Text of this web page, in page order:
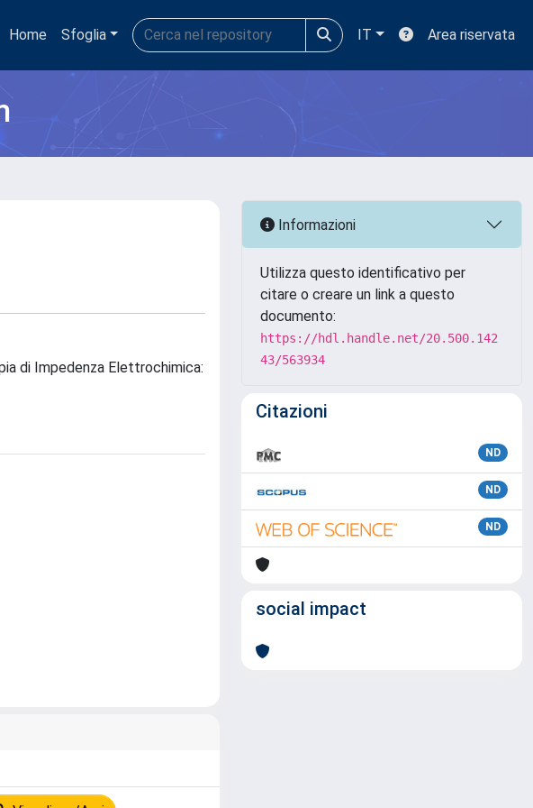
Home Sfoglia IT Area riservata
di Impedenza Elettrochimica:
Informazioni
Utilizza questo identificativo per
citare o creare un link a questo
documento:
https://hdl.handle.net/20.500.142
43/563934
Citazioni
ND
ND
ND
social impact